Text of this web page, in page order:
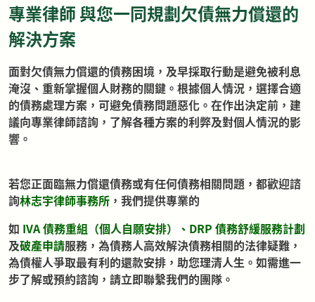
專業律師 與您一同規劃欠債無力償還的
解決方案
面對欠債無力償還的債務困境，及早採取行動是避免被利息
淹沒、重新掌握個人財務的關鍵。根據個人情況，選擇合適
的債務處理方案，可避免債務問題惡化。在作出決定前，建
議向專業律師諮詢，了解各種方案的利弊及對個人情況的影
響。
若您正面臨無力償還債務或有任何債務相關問題，都歡迎諮
詢林志宇律師事務所 ，我們提供專業的
如 IVA 債務重組（個人自願安排） 、 DRP 債務舒緩服務計劃
及破產申請服務，為債務人高效解決債務相關的法律疑難，
為債權人爭取最有利的還款安排，助您理清人生。如需進一
步了解或預約諮詢，請立即聯繫我們的團隊。